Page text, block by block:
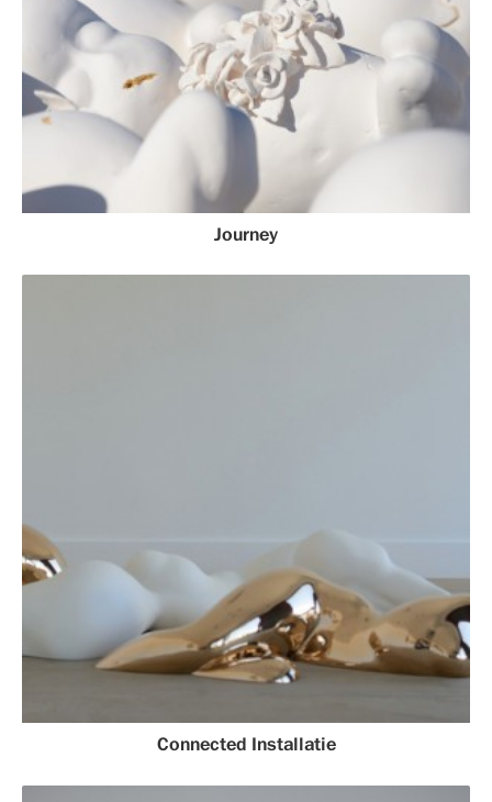
Journey
Connected Installatie